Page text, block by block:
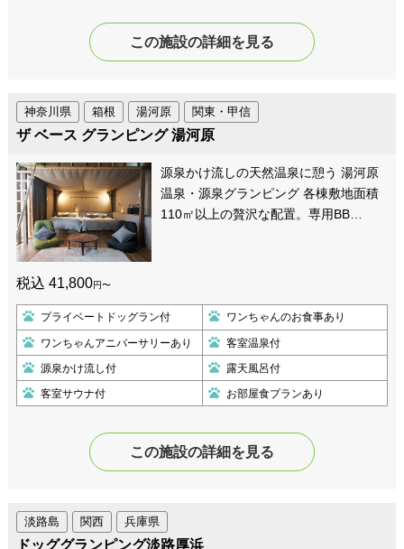
この施設の詳細を見る
湯河原 関東・甲信
神奈川県 箱根
ザ ベース グランピング 湯河原
源泉かけ流しの天然温泉に憩う 湯河原
温泉・源泉グランピング 各棟敷地面積
110㎡以上の贅沢な配置。専用BB…
税込 41,800円〜
プライベートドッグラン付 ワンちゃんのお食事あり
ワンちゃんアニバーサリーあり 客室温泉付
源泉かけ流し付 露天風呂付
客室サウナ付 お部屋食プランあり
この施設の詳細を見る
関西 兵庫県
淡路島
ドッググランピング淡路厚浜